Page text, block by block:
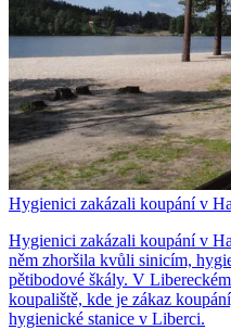
Hygienici zakázali koupání v
Hygienici zakázali koupání v
něm zhoršila kvůli sinicím,
pětibodové škály. V
koupaliště, kde je zákaz
hygienické stanice v Liberci.